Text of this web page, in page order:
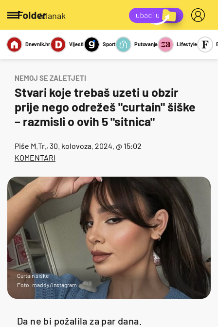
/članak
Miks Kviz
Report
Sexy
Dnevnik.hr Vijesti Sport Putovanja Lifestyle
NEMOJ SE ZALETJETI
Stvari koje trebaš uzeti u obzir
prije nego odrežeš "curtain" šiške
– razmisli o ovih 5 "sitnica"
Piše M.Tr. , 30. kolovoza. 2024. @ 15:02
KOMENTARI
Curtain šiške
Foto: maddy/Instagram
Da ne bi požalila za par dana.